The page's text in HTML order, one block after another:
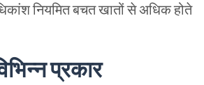
नियमित बचत खातों से अधिक होते
प्रकार